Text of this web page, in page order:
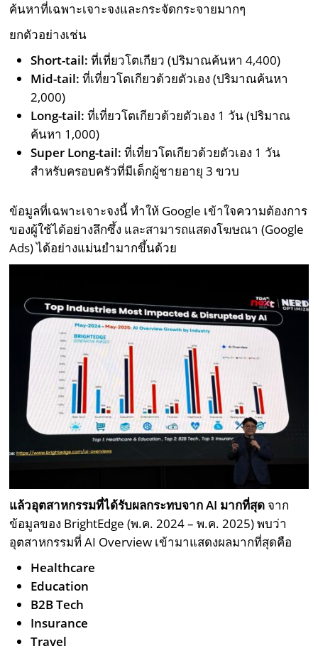
ค้นหาที่เฉพาะเจาะจงและกระจัดกระจายมากๆ
ยกตัวอย่างเช่น
Short-tail: ที่เที่ยวโตเกียว (ปริมาณค้นหา 4,400)
Mid-tail: ที่เที่ยวโตเกียวด้วยตัวเอง (ปริมาณค้นหา
2,000)
Long-tail: ที่เที่ยวโตเกียวด้วยตัวเอง 1 วัน (ปริมาณ
ค้นหา 1,000)
Super Long-tail: ที่เที่ยวโตเกียวด้วยตัวเอง 1 วัน
สำหรับครอบครัวที่มีเด็กผู้ชายอายุ 3 ขวบ
ข้อมูลที่เฉพาะเจาะจงนี้ ทำให้ Google เข้าใจความต้องการ
ของผู้ใช้ได้อย่างลึกซึ้ง และสามารถแสดงโฆษณา (Google
Ads) ได้อย่างแม่นยำมากขึ้นด้วย
แล้วอุตสาหกรรมที่ได้รับผลกระทบจาก AI มากที่สุด จาก
ข้อมูลของ BrightEdge (พ.ค. 2024 – พ.ค. 2025) พบว่า
อุตสาหกรรมที่ AI Overview เข้ามาแสดงผลมากที่สุดคือ
Healthcare
Education
B2B Tech
Insurance
Travel